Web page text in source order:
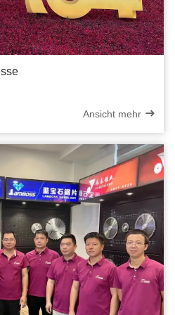
Ansicht mehr